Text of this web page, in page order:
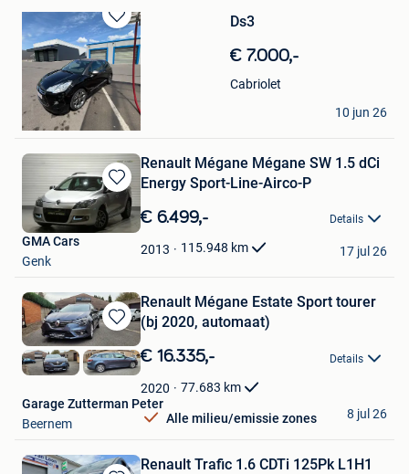
Bewaren
in
Mijn
Favorieten
Ds3
€ 7.000,-
Cabriolet
Alexis Rivier
Sint-Genesius-Rode
10 jun 26
Bewaren
in
Mijn
Favorieten
Renault Mégane Mégane SW 1.5 dCi
Energy Sport-Line-Airco-P
€ 6.499,- Details
2013 115.948 km
GMA Cars
Genk
17 jul 26
Bewaren
in
Mijn
Favorieten
Renault Mégane Estate Sport tourer
(bj 2020, automaat)
€ 16.335,- Details
2020 77.683 km
Alle milieu/emissie zones
Garage Zutterman Peter
Beernem
8 jul 26
Renault Trafic 1.6 CDTi 125Pk L1H1